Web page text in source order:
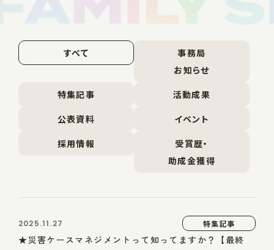
すべて
事務局
お知らせ
特集記事
活動成果
公表資料
イベント
採用情報
受賞歴・
助成金獲得
2025.11.27 特集記事
★災害ケースマネジメントって知ってますか？【最終